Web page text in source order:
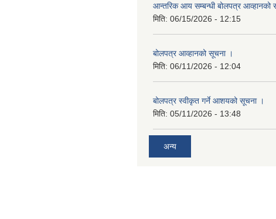
आन्तरिक आय सम्बन्धी बोलपत्र आव्हानको
मिति: 06/15/2026 - 12:15
बोलपत्र आव्हानको सूचना ।
मिति: 06/11/2026 - 12:04
बोलपत्र स्वीकृत गर्ने आशयको सूचना ।
मिति: 05/11/2026 - 13:48
अन्य